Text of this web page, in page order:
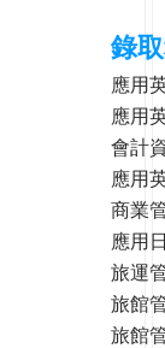
錄
應用
應用
會計
應用
商業
應用
旅運
旅館
旅館